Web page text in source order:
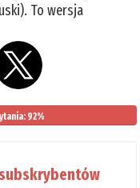
To wersja
92%